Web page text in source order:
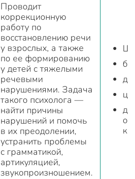
Проводит
коррекционную
работу по
восстановлению речи
у взрослых, а также
по ее формированию
у детей с тяжелыми
речевыми
нарушениями. Задача
такого психолога —
найти причины
нарушений и помочь
в их преодолении,
устранить проблемы
с грамматикой,
артикуляцией,
звукопроизношением.